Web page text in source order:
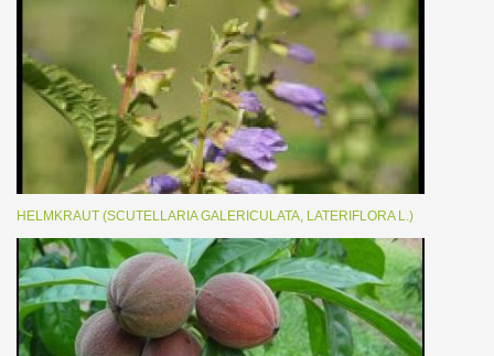
HELMKRAUT (SCUTELLARIA GALERICULATA, LATERIFLORA L.)